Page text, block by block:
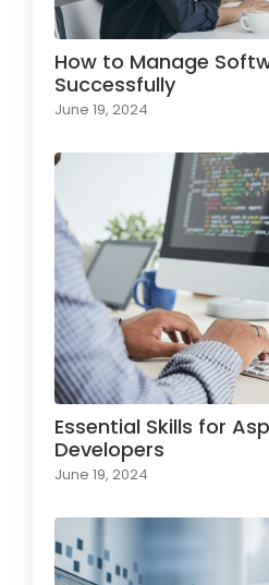
How to Manage
Successfully
June 19, 2024
Essential Skills for
Developers
June 19, 2024